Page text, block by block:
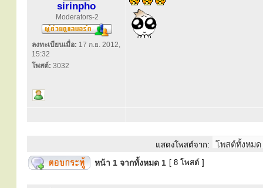
sirinpho
Moderators-2
ลงทะเบียนเมื่อ: 17 ก.ย. 2012,
15:32
โพสต์: 3032
แสดงโพสต์จาก:
หน้า 1 จากทั้งหมด 1 [ 8 โพสต์ ]